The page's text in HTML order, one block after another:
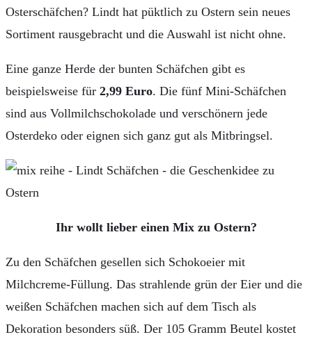
Osterschäfchen? Lindt hat püktlich zu Ostern sein neues
Sortiment rausgebracht und die Auswahl ist nicht ohne.
Eine ganze Herde der bunten Schäfchen gibt es
beispielsweise für 2,99 Euro. Die fünf Mini-Schäfchen
sind aus Vollmilchschokolade und verschönern jede
Osterdeko oder eignen sich ganz gut als Mitbringsel.
Ihr wollt lieber einen Mix zu Ostern?
Zu den Schäfchen gesellen sich Schokoeier mit
Milchcreme-Füllung. Das strahlende grün der Eier und die
weißen Schäfchen machen sich auf dem Tisch als
Dekoration besonders süß. Der 105 Gramm Beutel kostet